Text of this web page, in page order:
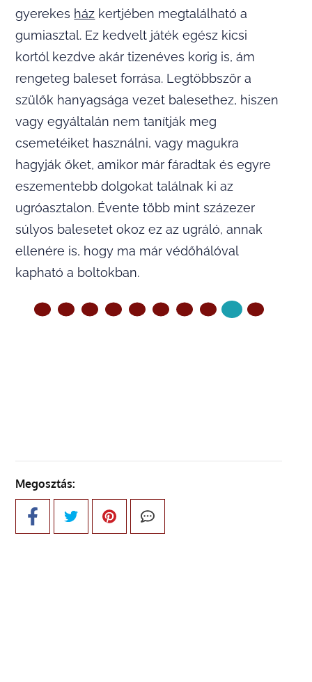
gyerekes ház kertjében megtalálható a
gumiasztal. Ez kedvelt játék egész kicsi
kortól kezdve akár tizenéves korig is, ám
rengeteg baleset forrása. Legtöbbször a
szülők hanyagsága vezet balesethez, hiszen
vagy egyáltalán nem tanítják meg
csemetéiket használni, vagy magukra
hagyják őket, amikor már fáradtak és egyre
eszementebb dolgokat találnak ki az
ugróasztalon. Évente több mint százezer
súlyos balesetet okoz ez az ugráló, annak
ellenére is, hogy ma már védőhálóval
kapható a boltokban.
Megosztás: